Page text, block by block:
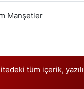
Manşetler
tüm içerik,